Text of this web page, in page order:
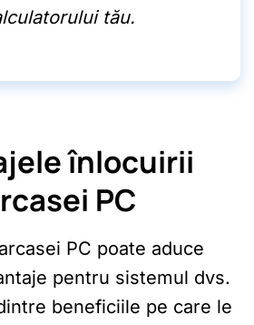
tău.
înlocuirii
PC
PC poate aduce
pentru sistemul dvs.
beneficiile pe care le